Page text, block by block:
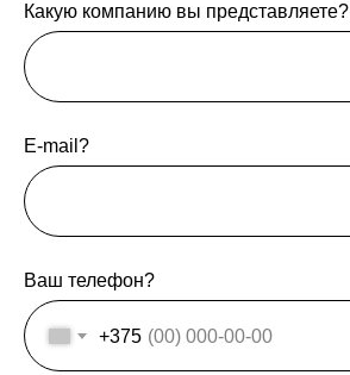
Какую компанию вы представляете?
E-mail?
Ваш телефон?
+375